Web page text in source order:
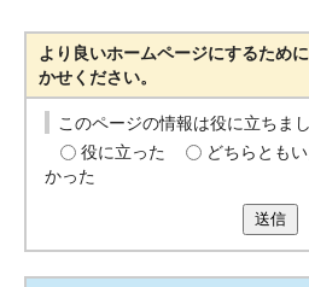
より良いホームページにするため
かせください。
このページの情報は役に立ちま
役に立った
どちらとも
かった
送信